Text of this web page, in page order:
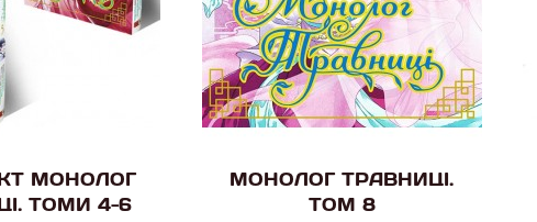
МОНОЛОГ
ТОМИ 4-6
МОНОЛОГ ТРАВНИЦІ.
ТОМ 8